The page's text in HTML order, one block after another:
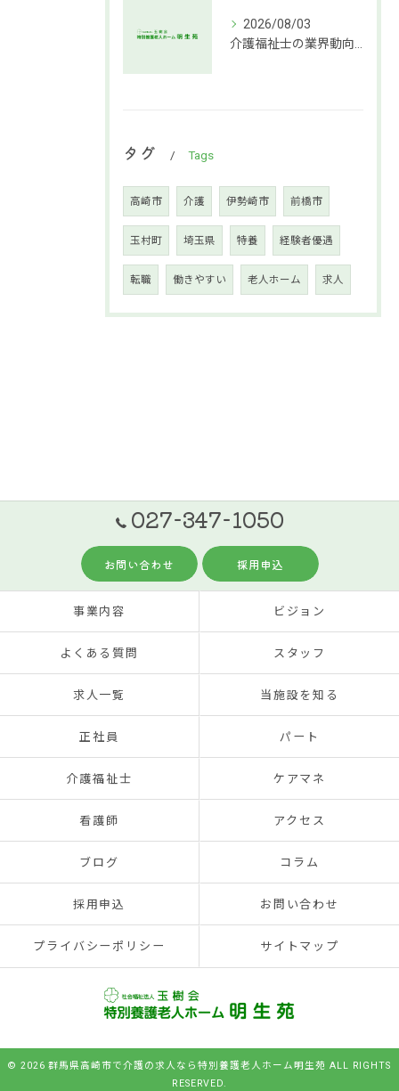
2026/08/03
タグ Tags
高崎市 介護 伊勢崎市 前橋市
玉村町 埼玉県 特養 経験者優遇
転職 働きやすい 老人ホーム 求人
027-347-1050
お問い合わせ 採用申込
事業内容 ビジョン
よくある質問 スタッフ
求人一覧 当施設を知る
正社員 パート
介護福祉士 ケアマネ
看護師 アクセス
ブログ コラム
採用申込 お問い合わせ
プライバシーポリシー サイトマップ
© 2026 群馬県高崎市で介護の求人なら特別養護老人ホーム明生苑 ALL RIGHTS
RESERVED.